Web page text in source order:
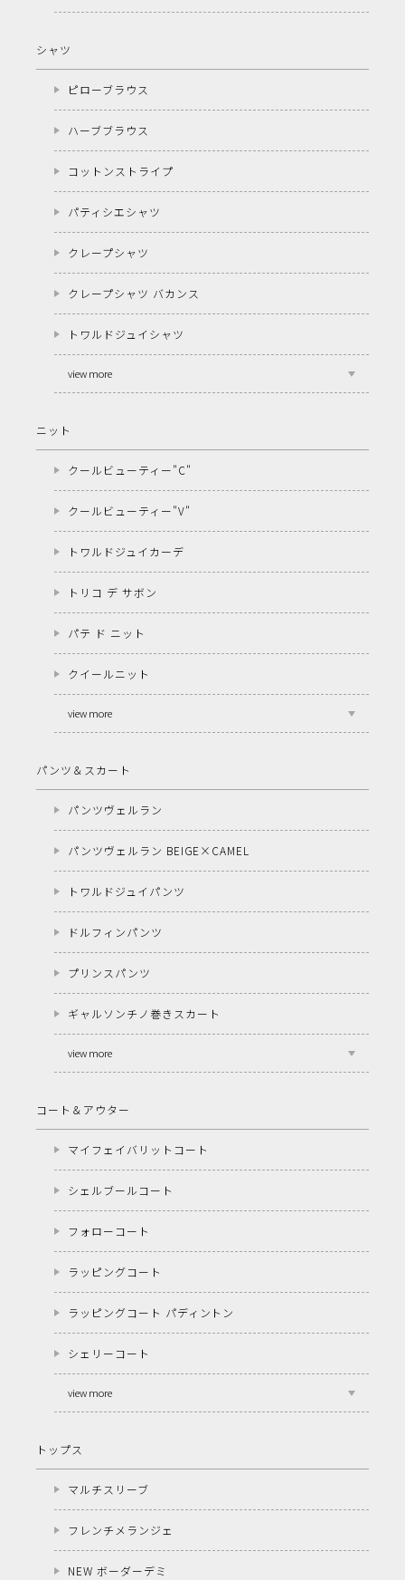
シャツ
ピローブラウス
ハーブブラウス
コットンストライプ
パティシエシャツ
クレープシャツ
クレープシャツ バカンス
トワルドジュイシャツ
view more
ニット
クールビューティー"C"
クールビューティー"V"
トワルドジュイカーデ
トリコ デ サボン
パテ ド ニット
クイールニット
view more
パンツ＆スカート
パンツヴェルラン
パンツヴェルラン BEIGE×CAMEL
トワルドジュイパンツ
ドルフィンパンツ
プリンスパンツ
ギャルソンチノ巻きスカート
view more
コート＆アウター
マイフェイバリットコート
シェルブールコート
フォローコート
ラッピングコート
ラッピングコート パディントン
シェリーコート
view more
トップス
マルチスリーブ
フレンチメランジェ
NEW ボーダーデミ